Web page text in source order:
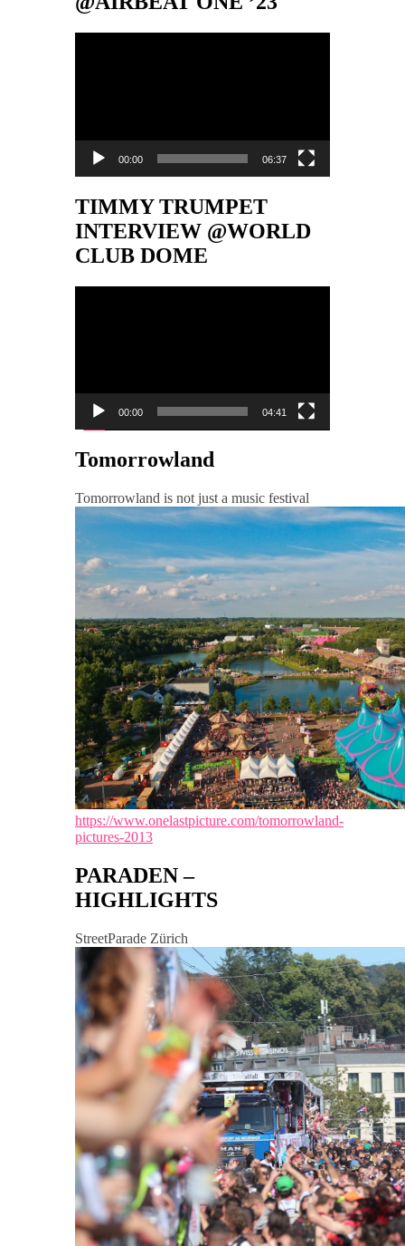
00:00 06:37
TIMMY TRUMPET
INTERVIEW @WORLD
CLUB DOME
00:00 04:41
Tomorrowland
Tomorrowland is not just a music festival
https://www.onelastpicture.com/tomorrowland-
pictures-2013
PARADEN –
HIGHLIGHTS
StreetParade Zürich